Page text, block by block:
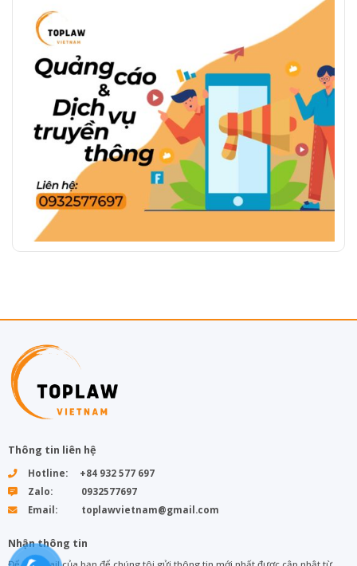
Thông tin liên hệ
Hotline: +84 932 577 697
Zalo: 0932577697
Email: toplawvietnam@gmail.com
Nhận thông tin